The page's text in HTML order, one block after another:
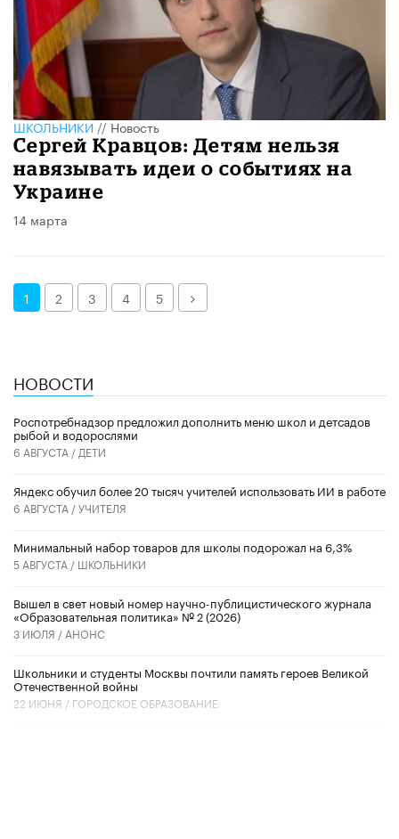
ШКОЛЬНИКИ//Новость
Сергей Кравцов: Детям нельзя
навязывать идеи о событиях на
Украине
14 марта
1 2 3 4 5 Далее
НОВОСТИ
Роспотребнадзор предложил дополнить меню школ и детсадов
рыбой и водорослями
6 АВГУСТА / ДЕТИ
​Яндекс обучил более 20 тысяч учителей использовать ИИ в работе
6 АВГУСТА /УЧИТЕЛЯ
Минимальный набор товаров для школы подорожал на 6,3%
5 АВГУСТА / ШКОЛЬНИКИ
Вышел в свет новый номер научно-публицистического журнала
«Образовательная политика» № 2 (2026)
3 ИЮЛЯ / АНОНС
Школьники и студенты Москвы почтили память героев Великой
Отечественной войны
22 ИЮНЯ / ГОРОДСКОЕ ОБРАЗОВАНИЕ